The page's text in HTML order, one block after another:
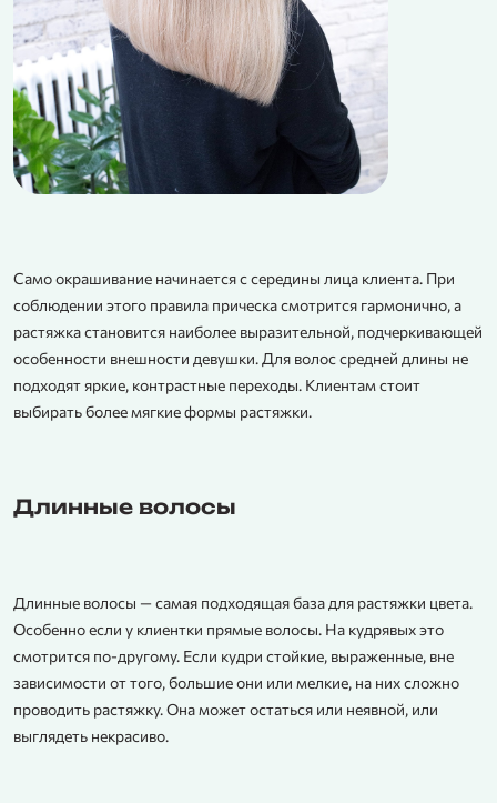
Само окрашивание начинается с середины лица клиента. При
соблюдении этого правила прическа смотрится гармонично, а
растяжка становится наиболее выразительной, подчеркивающей
особенности внешности девушки. Для волос средней длины не
подходят яркие, контрастные переходы. Клиентам стоит
выбирать более мягкие формы растяжки.
Длинные волосы
Длинные волосы — самая подходящая база для растяжки цвета.
Особенно если у клиентки прямые волосы. На кудрявых это
смотрится по-другому. Если кудри стойкие, выраженные, вне
зависимости от того, большие они или мелкие, на них сложно
проводить растяжку. Она может остаться или неявной, или
выглядеть некрасиво.